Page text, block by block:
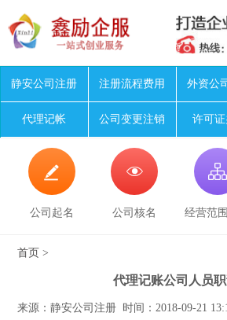
静安公司注册 注册流程费用 外资公
代理记帐 公司变更注销 许可

公司起名

公司核名

经营范
首页 >
代理记账公司人员
来源：静安公司注册 时间：2018-09-21